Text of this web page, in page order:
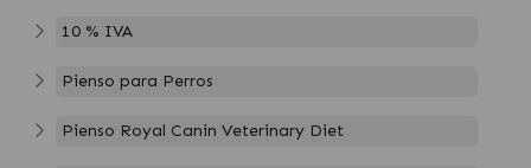
10 % IVA
Pienso para Perros
Pienso Royal Canin Veterinary Diet